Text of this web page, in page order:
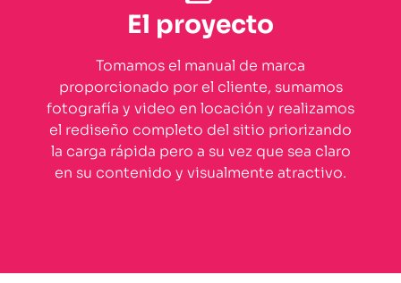
El proyecto
Tomamos el manual de marca
proporcionado por el cliente, sumamos
fotografía y video en locación y realizamos
el rediseño completo del sitio priorizando
la carga rápida pero a su vez que sea claro
en su contenido y visualmente atractivo.